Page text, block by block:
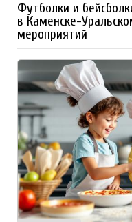
Футболки и
в Каменске-
мероприятий